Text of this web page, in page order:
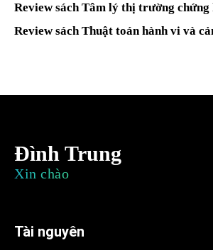
Review sách Tâm lý thị trường chứng
Review sách Thuật toán hành vi và
Đình Trung
Xin chào
Tài nguyên